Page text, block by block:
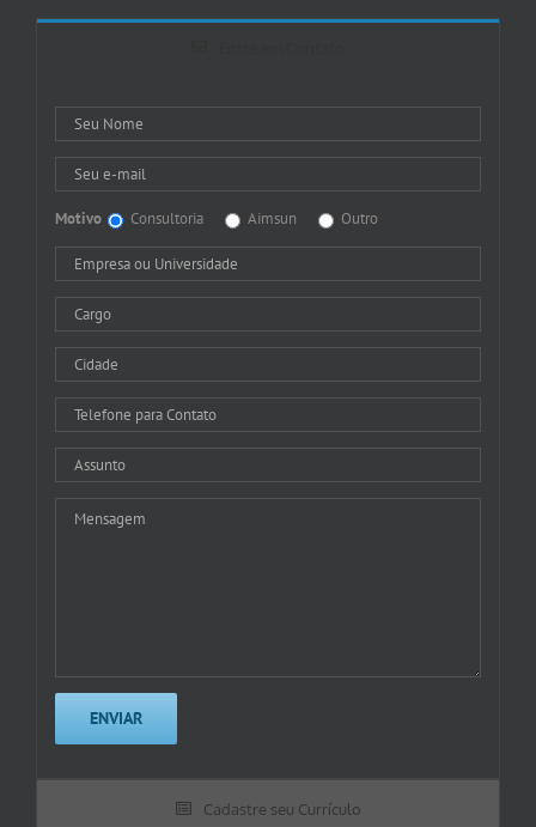
Motivo Consultoria Aimsun Outro
Cadastre seu Currículo